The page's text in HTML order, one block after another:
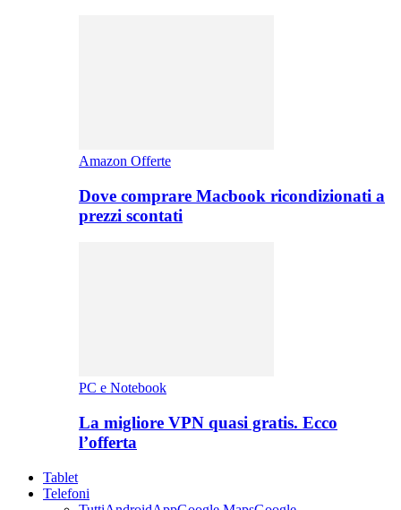
Amazon Offerte
Dove comprare Macbook ricondizionati a
prezzi scontati
PC e Notebook
La migliore VPN quasi gratis. Ecco
l’offerta
Tablet
Telefoni